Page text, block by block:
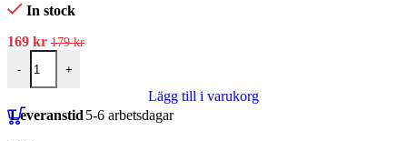
In stock
169 kr 179kr
- +
Lägg till i varukorg
Leveranstid 5-6 arbetsdagar